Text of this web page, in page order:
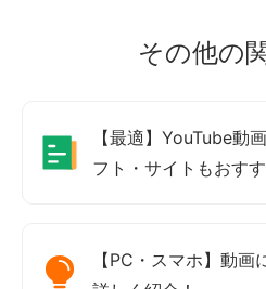
その他の
【最適】YouTube動
フト・サイトもおす
【PC・スマホ】動